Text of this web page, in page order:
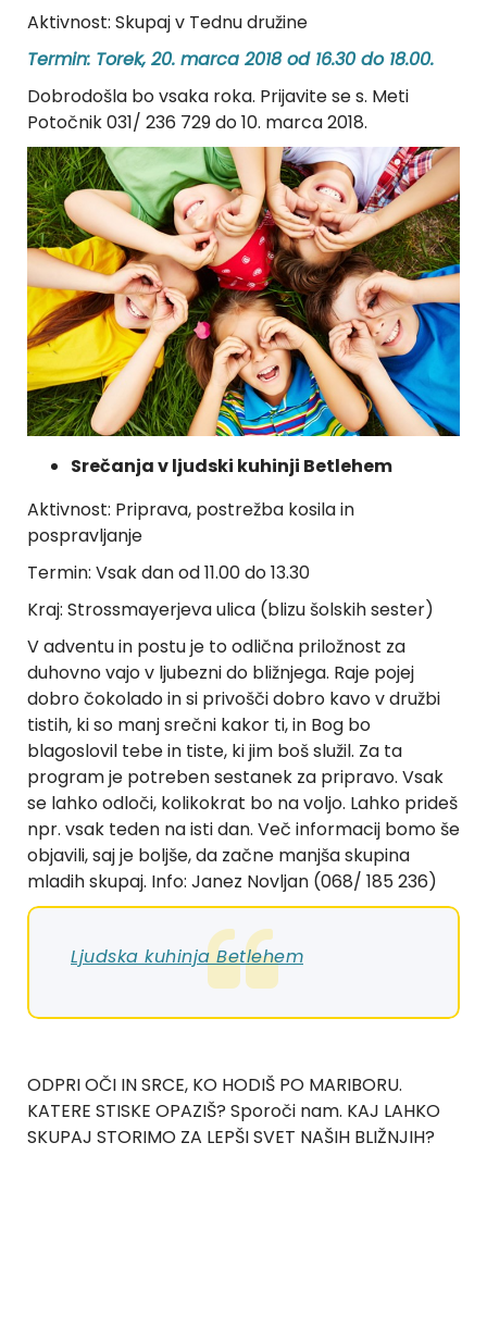
Aktivnost: Skupaj v Tednu družine
Termin: Torek, 20. marca 2018 od 16.30 do 18.00.
Dobrodošla bo vsaka roka. Prijavite se s. Meti
Potočnik 031/ 236 729 do 10. marca 2018.
Srečanja v ljudski kuhinji Betlehem
Aktivnost: Priprava, postrežba kosila in
pospravljanje
Termin: Vsak dan od 11.00 do 13.30
Kraj: Strossmayerjeva ulica (blizu šolskih sester)
V adventu in postu je to odlična priložnost za
duhovno vajo v ljubezni do bližnjega. Raje pojej
dobro čokolado in si privošči dobro kavo v družbi
tistih, ki so manj srečni kakor ti, in Bog bo
blagoslovil tebe in tiste, ki jim boš služil. Za ta
program je potreben sestanek za pripravo. Vsak
se lahko odloči, kolikokrat bo na voljo. Lahko prideš
npr. vsak teden na isti dan. Več informacij bomo še
objavili, saj je boljše, da začne manjša skupina
mladih skupaj. Info: Janez Novljan (068/ 185 236)
Ljudska kuhinja Betlehem
ODPRI OČI IN SRCE, KO HODIŠ PO MARIBORU.
KATERE STISKE OPAZIŠ? Sporoči nam. KAJ LAHKO
SKUPAJ STORIMO ZA LEPŠI SVET NAŠIH BLIŽNJIH?